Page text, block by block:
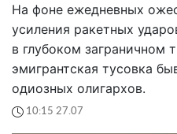
На фоне ежедневных
усиления ракетных
в глубоком заграничном
эмигрантская тусовка
одиозных олигархов.
10:15 27.07